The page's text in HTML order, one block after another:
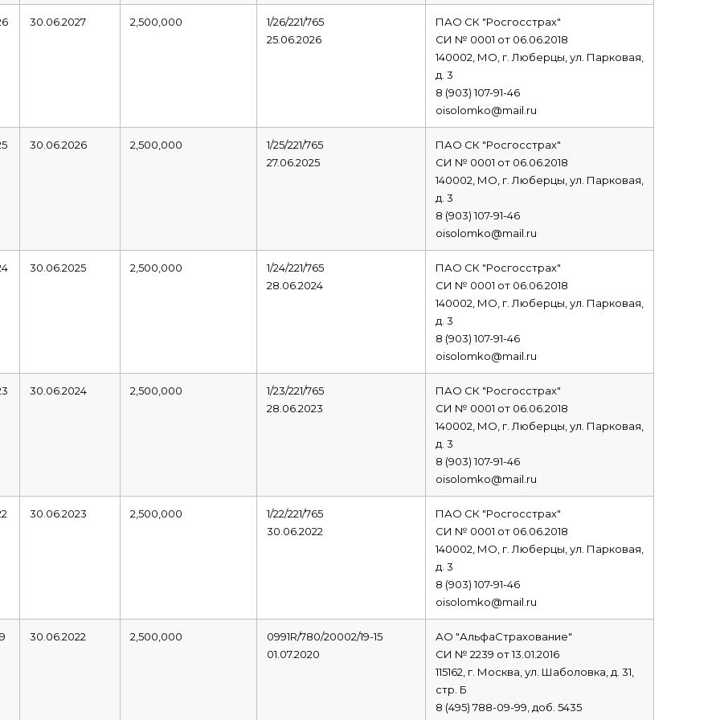
30.06.2027 2,500,000
1/26/221/765
25.06.2026
ПАО СК "Росгосстрах"
СИ № 0001 от 06.06.2018
140002, МО, г. Люберцы, ул. Парковая,
д. 3
8 (903) 107-91-46
oisolomko@mail.ru
30.06.2026 2,500,000
1/25/221/765
27.06.2025
ПАО СК "Росгосстрах"
СИ № 0001 от 06.06.2018
140002, МО, г. Люберцы, ул. Парковая,
д. 3
8 (903) 107-91-46
oisolomko@mail.ru
30.06.2025 2,500,000
1/24/221/765
28.06.2024
ПАО СК "Росгосстрах"
СИ № 0001 от 06.06.2018
140002, МО, г. Люберцы, ул. Парковая,
д. 3
8 (903) 107-91-46
oisolomko@mail.ru
30.06.2024 2,500,000
1/23/221/765
28.06.2023
ПАО СК "Росгосстрах"
СИ № 0001 от 06.06.2018
140002, МО, г. Люберцы, ул. Парковая,
д. 3
8 (903) 107-91-46
oisolomko@mail.ru
30.06.2023 2,500,000
1/22/221/765
30.06.2022
ПАО СК "Росгосстрах"
СИ № 0001 от 06.06.2018
140002, МО, г. Люберцы, ул. Парковая,
д. 3
8 (903) 107-91-46
oisolomko@mail.ru
30.06.2022 2,500,000
0991R/780/20002/19-15
01.07.2020
АО "АльфаСтрахование"
СИ № 2239 от 13.01.2016
115162, г. Москва, ул. Шаболовка, д. 31,
стр. Б
8 (495) 788-09-99, доб. 5435